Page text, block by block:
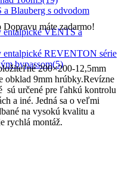
Blauberg s odvodom
entalpické VENTS a
entalpické REVENTON série
bypassom(5)
Dopravu máte zadarmo!
200×200-12,5mm
obklad 9mm hrúbky.Revízne
sú určené pre ľahkú kontrolu
a iné. Jedná sa o veľmi
na vysokú kvalitu a
rychlá montáž.